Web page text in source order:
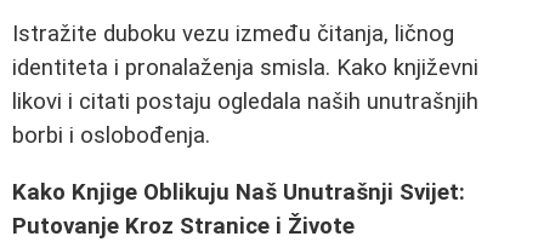
Istražite duboku vezu između čitanja, ličnog
identiteta i pronalaženja smisla. Kako književni
likovi i citati postaju ogledala naših unutrašnjih
borbi i oslobođenja.
Kako Knjige Oblikuju Naš Unutrašnji Svijet:
Putovanje Kroz Stranice i Živote